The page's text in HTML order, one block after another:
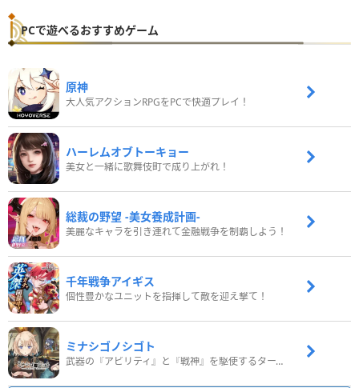
PCで遊べるおすすめゲーム
原神
大人気アクションRPGをPCで快適プレイ！
ハーレムオブトーキョー
美女と一緒に歌舞伎町で成り上がれ！
総裁の野望 -美女養成計画-
美麗なキャラを引き連れて金融戦争を制覇しよう！
千年戦争アイギス
個性豊かなユニットを指揮して敵を迎え撃て！
ミナシゴノシゴト
武器の『アビリティ』と『戦神』を駆使するターン制コマンドバトルRPG！